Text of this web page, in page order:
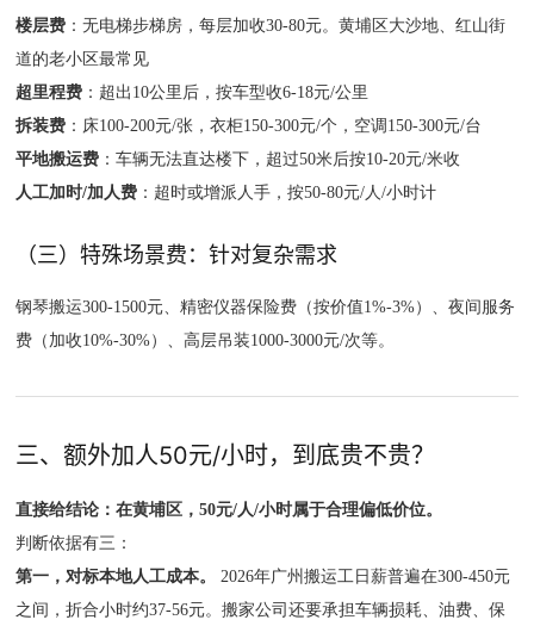
楼层费 ：无电梯步梯房，每层加收30-80元。黄埔区大沙地、红山街
道的老小区最常见
超里程费 ：超出10公里后，按车型收6-18元/公里
拆装费 ：床100-200元/张，衣柜150-300元/个，空调150-300元/台
平地搬运费 ：车辆无法直达楼下，超过50米后按10-20元/米收
人工加时/加人费 ：超时或增派人手，按50-80元/人/小时计
（三）特殊场景费：针对复杂需求
钢琴搬运300-1500元、精密仪器保险费（按价值1%-3%）、夜间服务
费（加收10%-30%）、高层吊装1000-3000元/次等。
三、额外加人50元/小时，到底贵不贵？
直接给结论：在黄埔区，50元/人/小时属于合理偏低价位。
判断依据有三：
第一，对标本地人工成本。
2026年广州搬运工日薪普遍在300-450元
之间，折合小时约37-56元。搬家公司还要承担车辆损耗、油费、保